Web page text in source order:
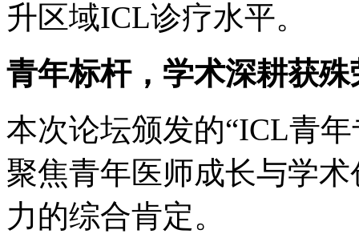
升区域ICL诊疗水平。
青年标杆，学术深耕获殊
本次论坛颁发的“ICL青
聚焦青年医师成长与学
力的综合肯定。